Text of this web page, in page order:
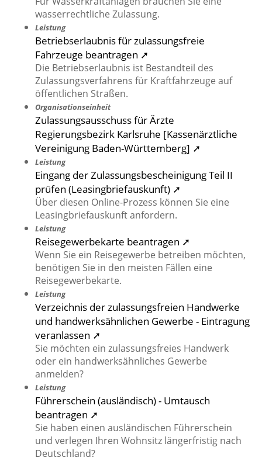
wasserrechtliche Zulassung.
Leistung
Betriebserlaubnis für zulassungsfreie
Fahrzeuge beantragen ➚
Die Betriebserlaubnis ist Bestandteil des
Zulassungsverfahrens für Kraftfahrzeuge auf
öffentlichen Straßen.
Organisationseinheit
Zulassungsausschuss für Ärzte
Regierungsbezirk Karlsruhe [Kassenärztliche
Vereinigung Baden-Württemberg] ➚
Leistung
Eingang der Zulassungsbescheinigung Teil II
prüfen (Leasingbriefauskunft) ➚
Über diesen Online-Prozess können Sie eine
Leasingbriefauskunft anfordern.
Leistung
Reisegewerbekarte beantragen ➚
Wenn Sie ein Reisegewerbe betreiben möchten,
benötigen Sie in den meisten Fällen eine
Reisegewerbekarte.
Leistung
Verzeichnis der zulassungsfreien Handwerke
und handwerksähnlichen Gewerbe - Eintragung
veranlassen ➚
Sie möchten ein zulassungsfreies Handwerk
oder ein handwerksähnliches Gewerbe
anmelden?
Leistung
Führerschein (ausländisch) - Umtausch
beantragen ➚
Sie haben einen ausländischen Führerschein
und verlegen Ihren Wohnsitz längerfristig nach
Deutschland?